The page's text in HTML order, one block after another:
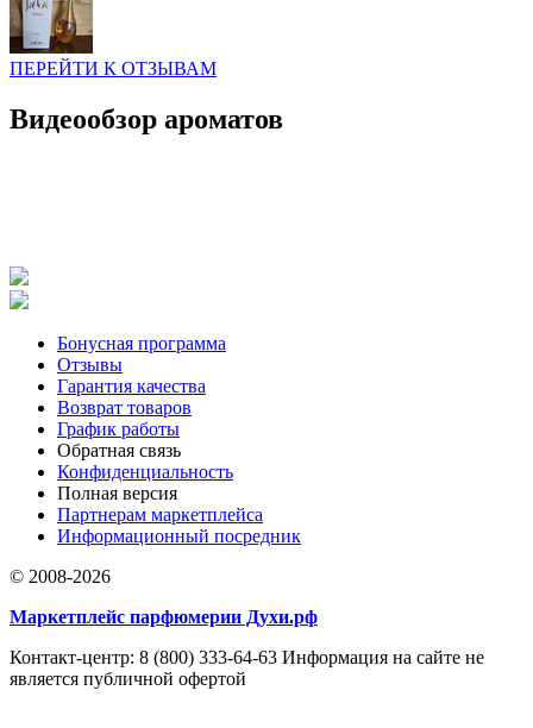
ПЕРЕЙТИ К ОТЗЫВАМ
Видеообзор ароматов
Бонусная программа
Отзывы
Гарантия качества
Возврат товаров
График работы
Обратная связь
Конфиденциальность
Полная версия
Партнерам маркетплейса
Информационный посредник
© 2008-2026
Маркетплейс парфюмерии Духи.рф
Контакт-центр: 8 (800) 333-64-63 Информация на сайте не
является публичной офертой